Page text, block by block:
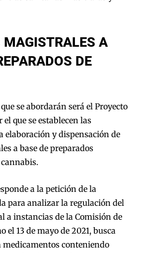
MAGISTRALES A
DE
se abordarán será el Proyecto
el que se establecen las
elaboración y dispensación de
a base de preparados
a la petición de la
para analizar la regulación del
a instancias de la Comisión de
el 13 de mayo de 2021, busca
medicamentos conteniendo